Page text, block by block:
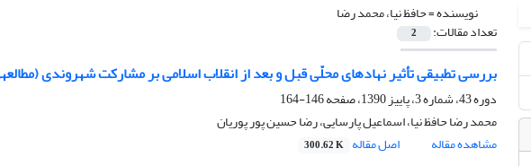
نویسنده =حافظ نیا، محمد رضا
تعداد مقالات: 2
بررسی تطبیقی تأثیر نهادهای محلّی قبل و بعد از انقلاب اسلامی بر مشارکت شهروندی (مطالعه‎ی موردی: خانه‎ی انصاف و شوراهای حل اختلاف)
دوره 43، شماره 3، پاییز 1390، صفحه
146-164
محمد رضا حافظ نیا، اسماعیل پارسایی، رضا حسین پور پوریان
مشاهده مقاله
اصل مقاله 300.62 K